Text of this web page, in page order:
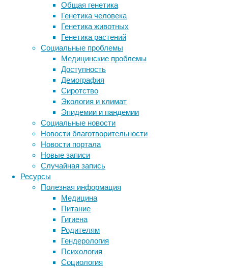
Общая генетика
Генетика человека
Генетика животных
Генетика растений
Социальные проблемы
Медицинские проблемы
Доступность
Демография
Сиротство
Экология и климат
Эпидемии и пандемии
Социальные новости
Новости благотворительности
Новости портала
Новые записи
Случайная запись
Ресурсы
Полезная информация
Медицина
Питание
Гигиена
Родителям
Гендерология
Психология
Социология
лимфоцитами
химерными
рецепторами
(CAR-
использовав
получения
систему
Технология
CAR-